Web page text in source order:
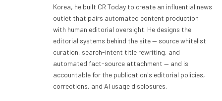
Korea, he built CR Today to create an influential news
outlet that pairs automated content production
with human editorial oversight. He designs the
editorial systems behind the site — source whitelist
curation, search-intent title rewriting, and
automated fact-source attachment — and is
accountable for the publication's editorial policies,
corrections, and AI usage disclosures.